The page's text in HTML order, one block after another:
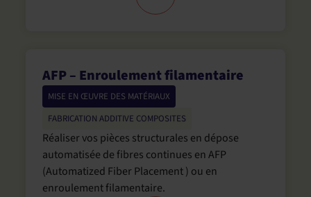
AFP – Enroulement filamentaire
MISE EN ŒUVRE DES MATÉRIAUX
FABRICATION ADDITIVE COMPOSITES
Réaliser vos pièces structurales en dépose
automatisée de fibres continues en AFP
(Automatized Fiber Placement ) ou en
enroulement filamentaire.